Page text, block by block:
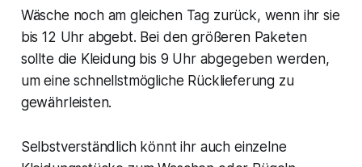
Wäsche noch am gleichen Tag zurück, wenn ihr sie
bis 12 Uhr abgebt. Bei den größeren Paketen
sollte die Kleidung bis 9 Uhr abgegeben werden,
um eine schnellstmögliche Rücklieferung zu
gewährleisten.
Selbstverständlich könnt ihr auch einzelne